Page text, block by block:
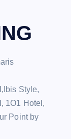
Style,
1O1 Hotel,
Point by